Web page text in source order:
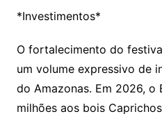
*Investimentos*
O fortalecimento do
um volume expressivo de
do Amazonas. Em 2026, o
milhões aos bois